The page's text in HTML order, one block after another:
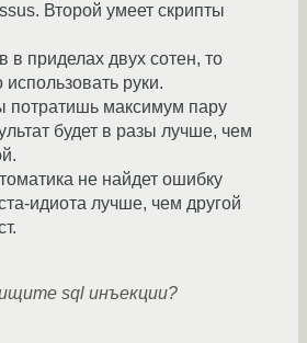
Второй умеет скрипты
в приделах двух сотен, то
руки.
потратишь максимум пару
будет в разы лучше, чем
не найдет ошибку
идиота лучше, чем другой
sql инъекции?